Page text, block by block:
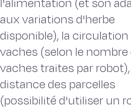
aux variations d'herbe
disponible), la circulation
vaches (selon le nombre
vaches traites par robot),
distance des parcelles
(possibilité d'utiliser un